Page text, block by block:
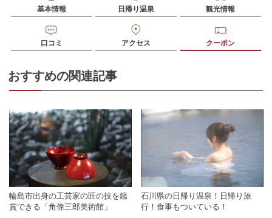
基本情報 日帰り温泉 観光情報
口コミ アクセス クーポン
おすすめの関連記事
輪島市出身の工芸家の匠の技を鑑
賞できる「角偉三郎美術館」
石川県の日帰り温泉！日帰り旅
行！食事もついている！